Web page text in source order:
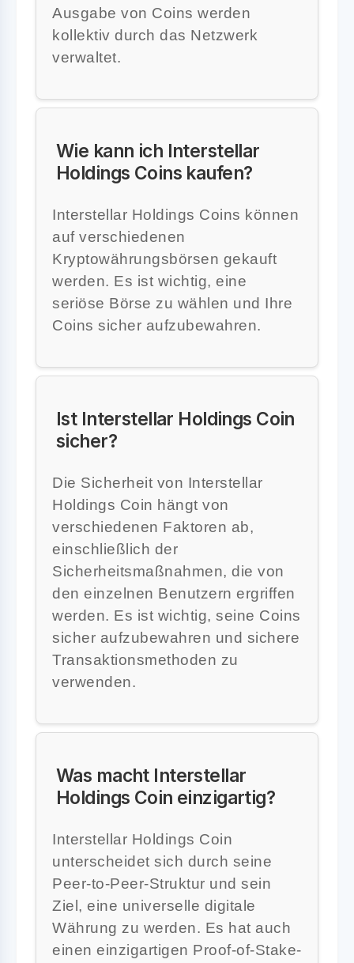
Ausgabe von Coins werden
kollektiv durch das Netzwerk
verwaltet.
Wie kann ich Interstellar
Holdings Coins kaufen?
Interstellar Holdings Coins können
auf verschiedenen
Kryptowährungsbörsen gekauft
werden. Es ist wichtig, eine
seriöse Börse zu wählen und Ihre
Coins sicher aufzubewahren.
Ist Interstellar Holdings Coin
sicher?
Die Sicherheit von Interstellar
Holdings Coin hängt von
verschiedenen Faktoren ab,
einschließlich der
Sicherheitsmaßnahmen, die von
den einzelnen Benutzern ergriffen
werden. Es ist wichtig, seine Coins
sicher aufzubewahren und sichere
Transaktionsmethoden zu
verwenden.
Was macht Interstellar
Holdings Coin einzigartig?
Interstellar Holdings Coin
unterscheidet sich durch seine
Peer-to-Peer-Struktur und sein
Ziel, eine universelle digitale
Währung zu werden. Es hat auch
einen einzigartigen Proof-of-Stake-